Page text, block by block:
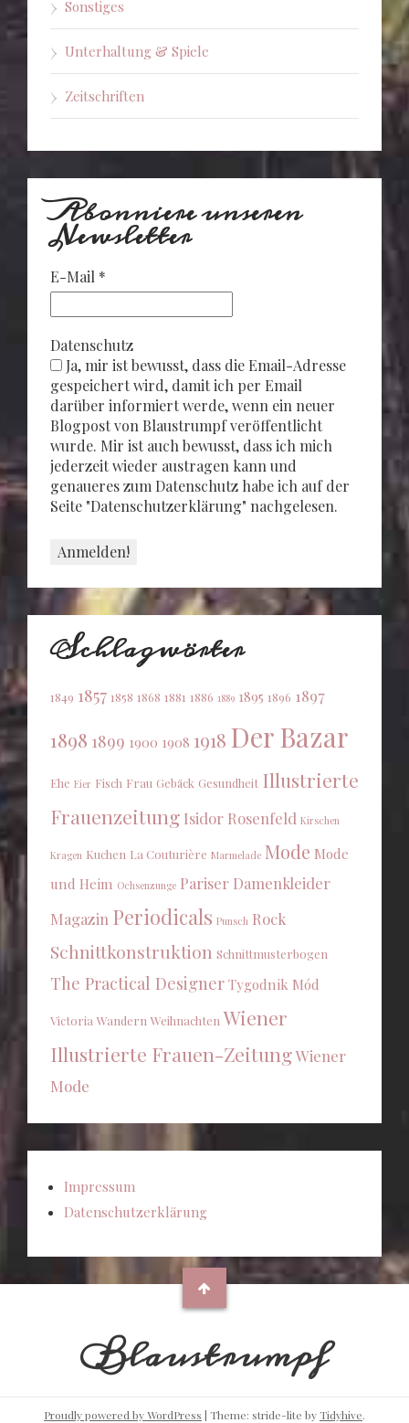
Sonstiges
Unterhaltung & Spiele
Zeitschriften
Abonniere unseren
Newsletter
E-Mail *
Datenschutz
Ja, mir ist bewusst, dass die Email-Adresse
gespeichert wird, damit ich per Email
darüber informiert werde, wenn ein neuer
Blogpost von Blaustrumpf veröffentlicht
wurde. Mir ist auch bewusst, dass ich mich
jederzeit wieder austragen kann und
genaueres zum Datenschutz habe ich auf der
Seite "Datenschutzerklärung" nachgelesen.
Schlagwörter
1849 1857 1858 1868 1881 1886 1889 1895 1896 1897
1898 1899 1900 1908 1918 Der Bazar
Ehe Eier Fisch Frau Gebäck Gesundheit Illustrierte
Frauenzeitung Isidor Rosenfeld Kirschen
Kragen Kuchen La Couturière Marmelade Mode Mode
und Heim Ochsenzunge Pariser Damenkleider
Magazin Periodicals Punsch Rock
Schnittkonstruktion Schnittmusterbogen
The Practical Designer Tygodnik Mód
Victoria Wandern Weihnachten Wiener
Illustrierte Frauen-ZeitungWiener
Mode
Impressum
Datenschutzerklärung
Blaustrumpf
Proudly powered by WordPress | Theme: stride-lite byTidyhive.